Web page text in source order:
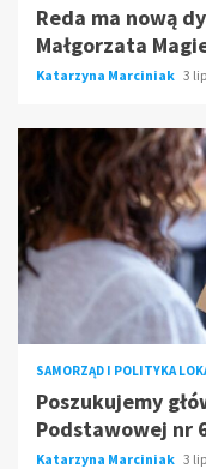
Reda ma nową
Małgorzata
Katarzyna Marciniak 3
SAMORZĄD I POLITYKA
Poszukujemy
Podstawowej nr
Katarzyna Marciniak 3